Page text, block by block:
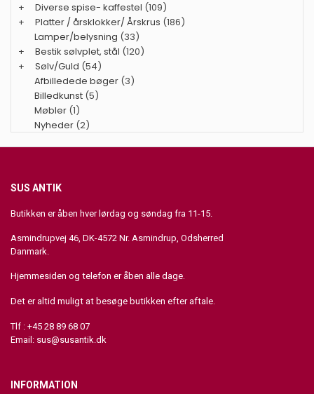
+
Diverse spise- kaffestel (109)
+
Platter / årsklokker/ Årskrus (186)
Lamper/belysning (33)
+
Bestik sølvplet, stål (120)
+
Sølv/Guld (54)
Afbilledede bøger (3)
Billedkunst (5)
Møbler (1)
Nyheder (2)
SUS ANTIK
Butikken er åben hver lørdag og søndag fra 11-15.
Asmindrupvej 46, DK-4572 Nr. Asmindrup, Odsherred
Danmark.
Hjemmesiden og telefon er åben alle dage.
Det er altid muligt at besøge butikken efter aftale.
Tlf : +45 28 89 68 07
Email: sus@susantik.dk
INFORMATION